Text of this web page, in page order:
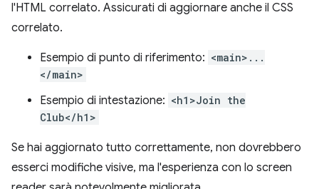
l'HTML correlato. Assicurati di aggiornare anche il CSS
correlato.
Esempio di punto di riferimento: <main>...
</main>
Esempio di intestazione: <h1>Join the
Club</h1>
Se hai aggiornato tutto correttamente, non dovrebbero
esserci modifiche visive, ma l'esperienza con lo screen